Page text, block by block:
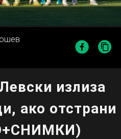
излиза
ако отстрани